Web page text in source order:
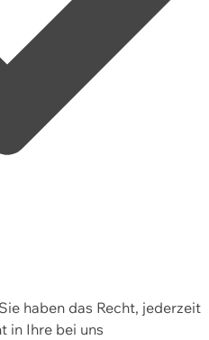
haben das Recht, jederzeit
in Ihre bei uns